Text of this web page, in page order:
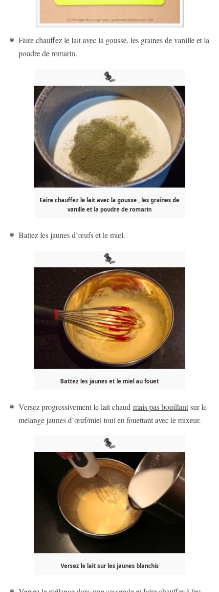
Faire chauffez le lait avec la gousse, les graines de vanille et la
poudre de romarin.
Faire chauffez le lait avec la gousse , les graines de
vanille et la poudre de romarin
Battez les jaunes d’œufs et le miel.
Battez les jaunes et le miel au fouet
Versez progressivement le lait chaud mais pas bouillantsur le
mélange jaunes d’œuf/miel tout en fouettant avec le mixeur.
Versez le lait sur les jaunes blanchis